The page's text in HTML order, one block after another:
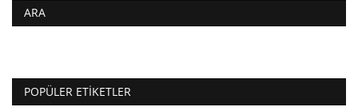
ARA
POPÜLER ETIKETLER